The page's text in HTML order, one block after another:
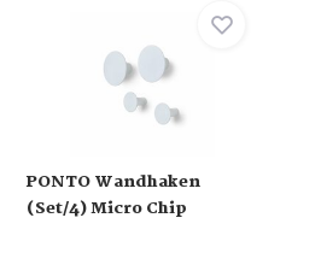
PONTO Wandhaken
(Set/4) Micro Chip